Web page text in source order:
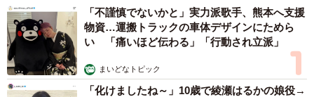
「不謹慎でないかと」実力派歌手、熊本へ支援
物資…運搬トラックの車体デザインにためら
い 「痛いほど伝わる」「行動され立派」
まいどなトピック
「化けましたね～」10歳で綾瀬はるかの娘役→